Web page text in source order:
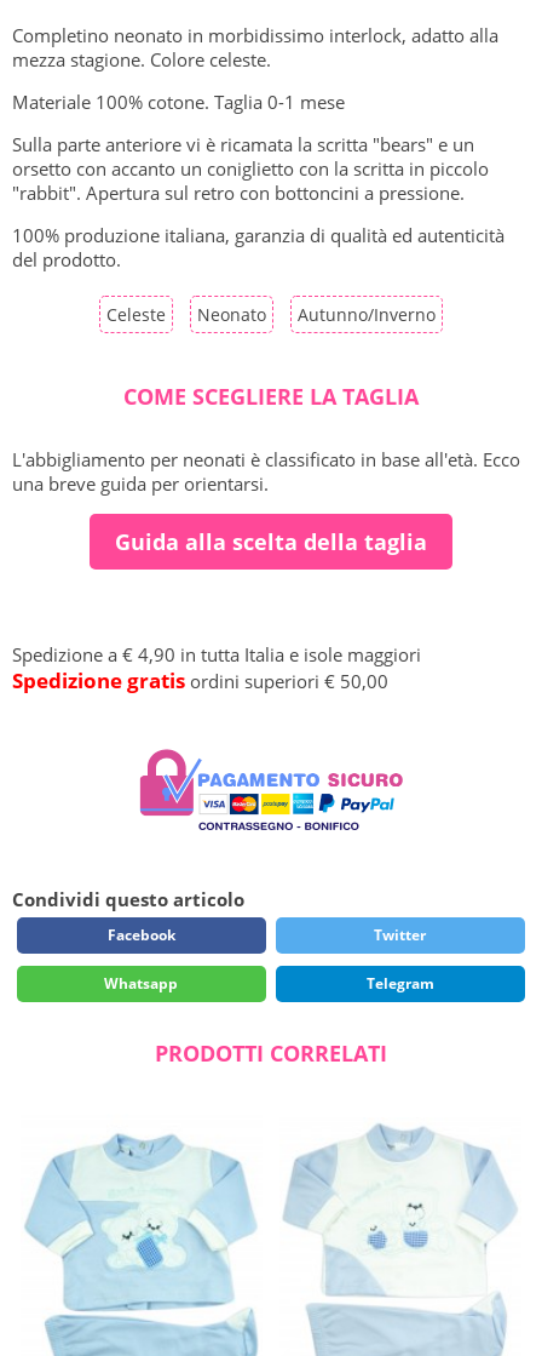
Completino neonato in morbidissimo interlock, adatto alla
mezza stagione. Colore celeste.
Materiale 100% cotone. Taglia 0-1 mese
Sulla parte anteriore vi è ricamata la scritta "bears" e un
orsetto con accanto un coniglietto con la scritta in piccolo
"rabbit". Apertura sul retro con bottoncini a pressione.
100% produzione italiana, garanzia di qualità ed autenticità
del prodotto.
Celeste Neonato Autunno/Inverno
COME SCEGLIERE LA TAGLIA
L'abbigliamento per neonati è classificato in base all'età. Ecco
una breve guida per orientarsi.
Guida alla scelta della taglia
Spedizione a € 4,90 in tutta Italia e isole maggiori
Spedizione gratis ordini superiori € 50,00
Condividi questo articolo
Facebook Twitter
Whatsapp Telegram
PRODOTTI CORRELATI